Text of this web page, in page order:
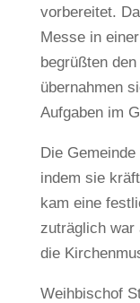
vorbereitet.
Messe in
begrüßten
übernahmen
Aufgaben im
Die
indem sie
kam eine
zuträglich war
die
Weihbischof